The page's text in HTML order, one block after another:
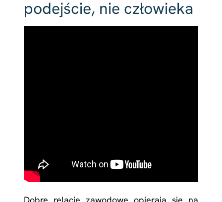
podejście, nie człowieka
Dobre relacje zawodowe opierają się na